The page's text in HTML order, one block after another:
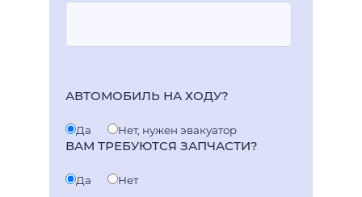
АВТОМОБИЛЬ НА ХОДУ?
Да Нет, нужен эвакуатор
ВАМ ТРЕБУЮТСЯ ЗАПЧАСТИ?
Да Нет